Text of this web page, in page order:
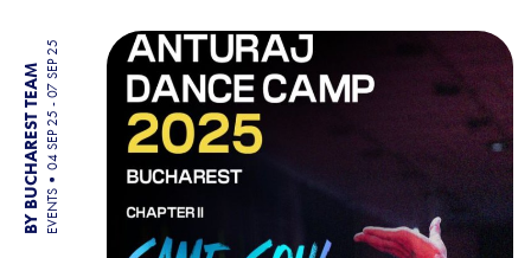
BY BUCHAREST TEAM EVENTS
04 SEP 25 - 07 SEP 25